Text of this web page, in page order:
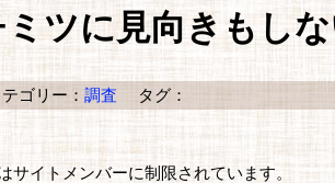
ミツに見向きもし
ゴリー： 調査 タグ：
サイトメンバーに制限されています。